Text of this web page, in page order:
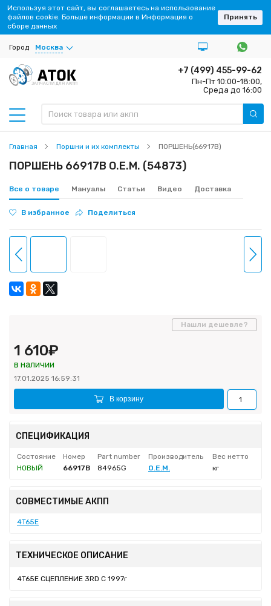
Город Москва
ЗАПЧАСТИ ДЛЯ АКПП
+7 (499) 455-99-62
Пн-Пт 10:00-18:00,
Среда до 16:00
Главная Поршни и их комплекты ПОРШЕНЬ(66917B)
ПОРШЕНЬ 66917B O.E.M. (54873)
Все о товаре Мануалы Статьи Видео Доставка
В избранное Поделиться
1 610₽
в наличии
17.01.2025 16:59:31
В корзину
Нашли дешевле?
СПЕЦИФИКАЦИЯ
Состояние Номер Part number Производитель
Вес нетто
НОВЫЙ
66917B 84965G O.E.M. кг
СОВМЕСТИМЫЕ АКПП
4T65E
ТЕХНИЧЕСКОЕ ОПИСАНИЕ
4T65E СЦЕПЛЕНИЕ 3RD C 1997г
Используя этот сайт, вы соглашаетесь на использование
файлов cookie. Больше информации в Информация о
сборе данных
Принять